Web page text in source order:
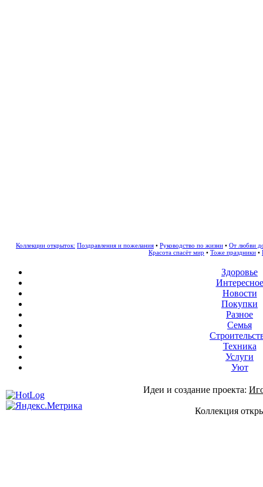
Коллекции открыток: Поздравления и пожелания • Руководство по жизни • От любви
Красота спасёт мир • Тоже праздники •
Здоровье
Интересное
Новости
Покупки
Разное
Семья
Техника
Услуги
Уют
Идеи и создание проекта:
Коллекция